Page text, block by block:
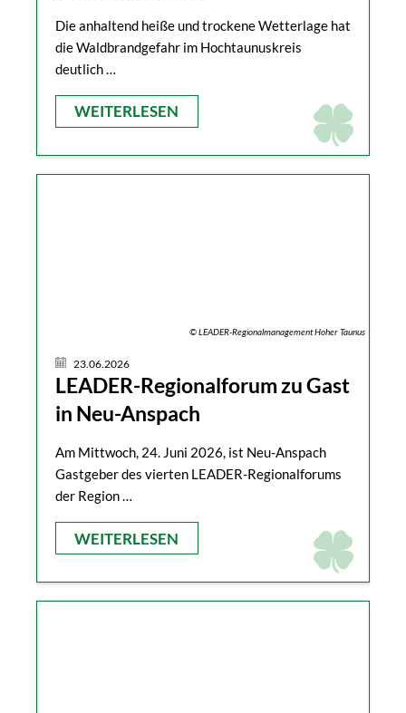
Die anhaltend heiße und trockene Wetterlage hat
die Waldbrandgefahr im Hochtaunuskreis
deutlich …
WEITERLESEN
© LEADER-Regionalmanagement Hoher Taunus
23.06.2026
LEADER-Regionalforum zu Gast
in Neu-Anspach
Am Mittwoch, 24. Juni 2026, ist Neu-Anspach
Gastgeber des vierten LEADER-Regionalforums
der Region …
WEITERLESEN